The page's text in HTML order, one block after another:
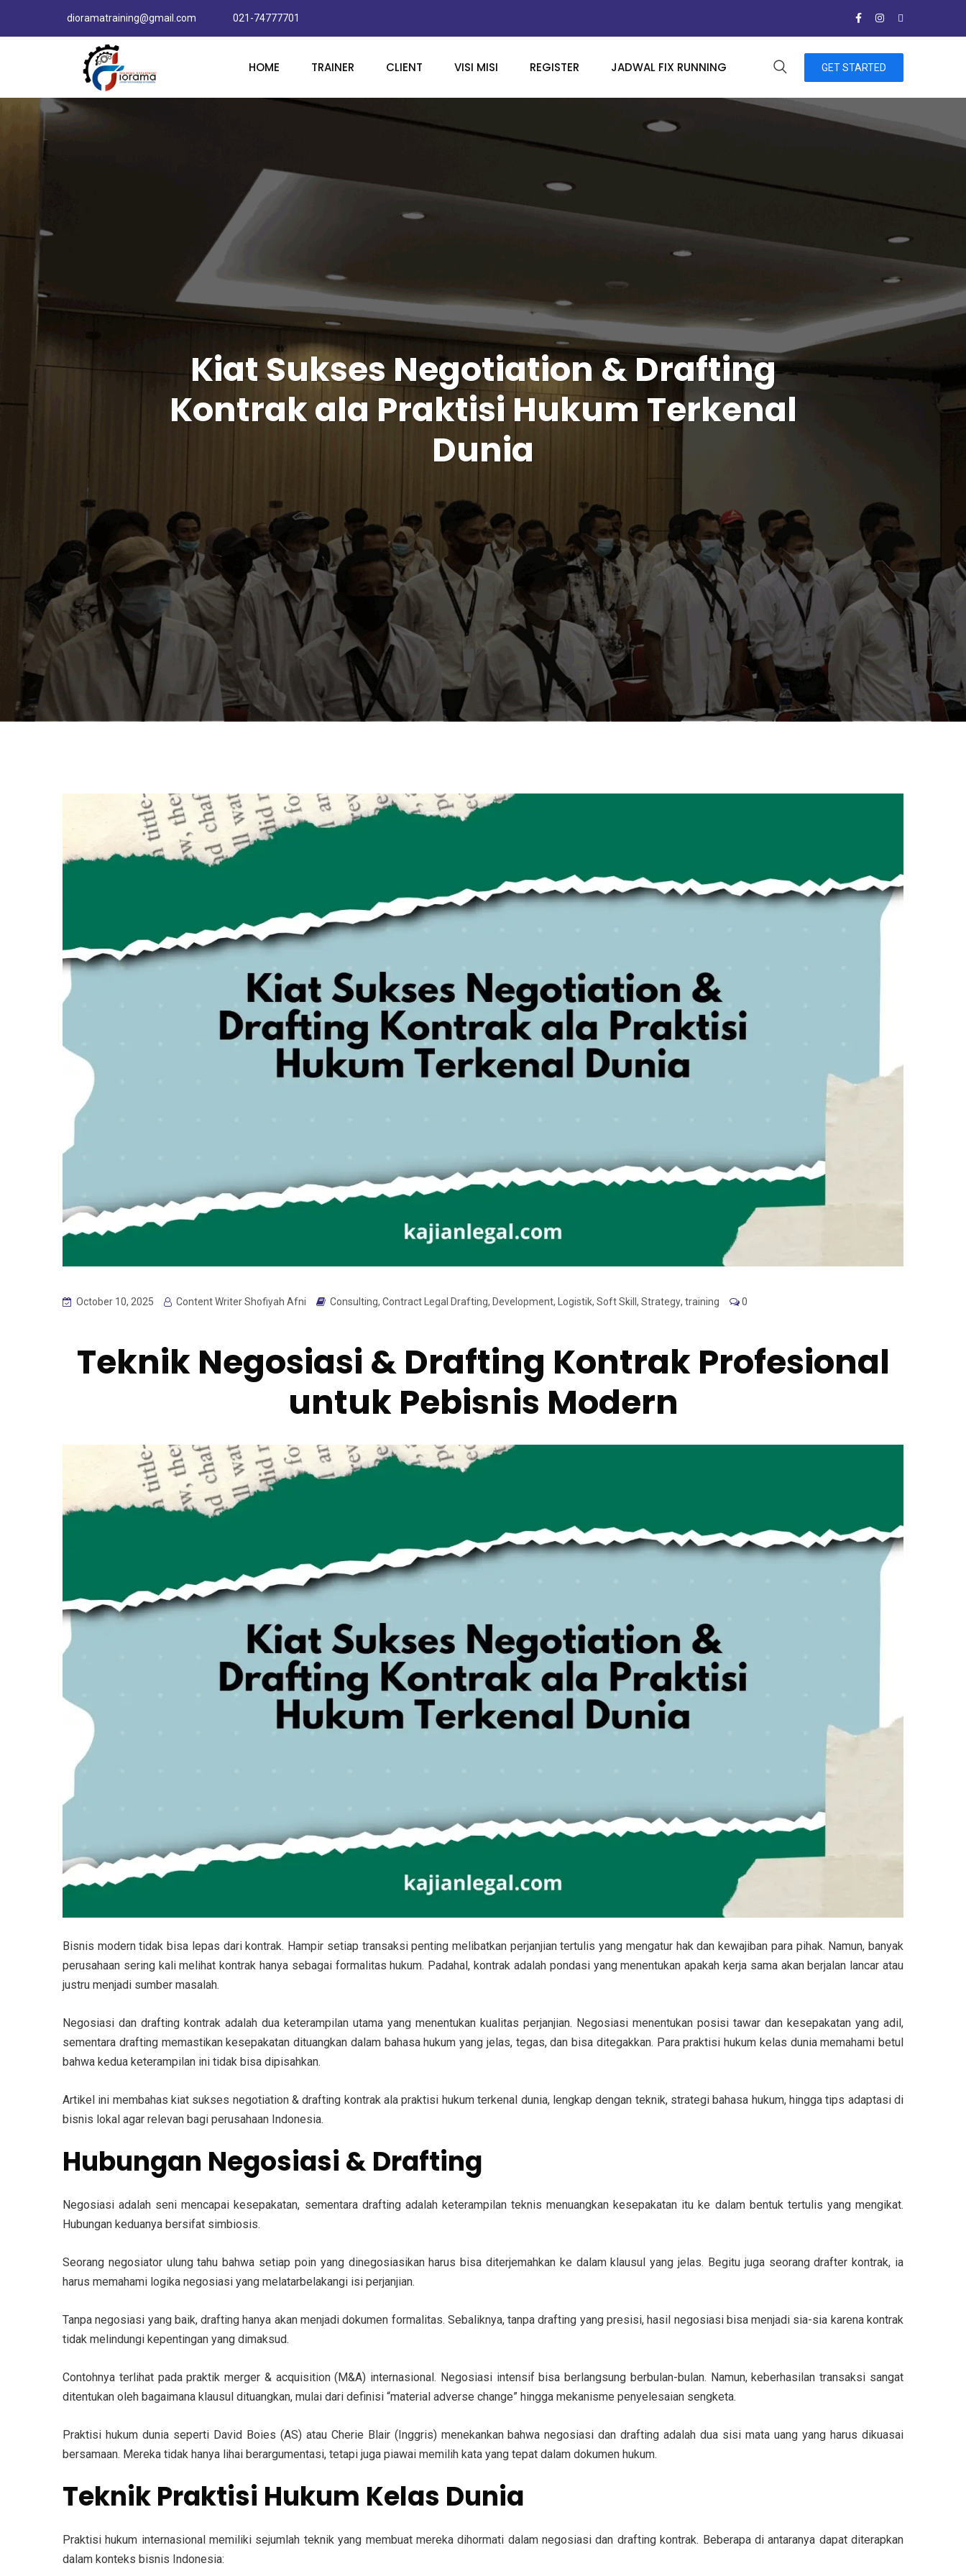
dioramatraining@gmail.com 021-74777701
HOME TRAINER CLIENT VISI MISI REGISTER JADWAL FIX RUNNING GET STARTED
Kiat Sukses Negotiation & Drafting
Kontrak ala Praktisi Hukum Terkenal
Dunia
October 10, 2025 Content Writer Shofiyah Afni Consulting, Contract Legal Drafting, Development, Logistik, Soft Skill , Strategy, training 0
Teknik Negosiasi & Drafting Kontrak Profesional
untuk Pebisnis Modern
Bisnis modern tidak bisa lepas dari kontrak. Hampir setiap transaksi penting melibatkan perjanjian tertulis yang mengatur hak dan kewajiban para pihak. Namun, banyak
perusahaan sering kali melihat kontrak hanya sebagai formalitas hukum. Padahal, kontrak adalah pondasi yang menentukan apakah kerja sama akan berjalan lancar atau
justru menjadi sumber masalah.
Negosiasi dan drafting kontrak adalah dua keterampilan utama yang menentukan kualitas perjanjian. Negosiasi menentukan posisi tawar dan kesepakatan yang adil,
sementara drafting memastikan kesepakatan dituangkan dalam bahasa hukum yang jelas, tegas, dan bisa ditegakkan. Para praktisi hukum kelas dunia memahami betul
bahwa kedua keterampilan ini tidak bisa dipisahkan.
Artikel ini membahas kiat sukses negotiation & drafting kontrak ala praktisi hukum terkenal dunia, lengkap dengan teknik, strategi bahasa hukum, hingga tips adaptasi di
bisnis lokal agar relevan bagi perusahaan Indonesia.
Hubungan Negosiasi & Drafting
Negosiasi adalah seni mencapai kesepakatan, sementara drafting adalah keterampilan teknis menuangkan kesepakatan itu ke dalam bentuk tertulis yang mengikat.
Hubungan keduanya bersifat simbiosis.
Seorang negosiator ulung tahu bahwa setiap poin yang dinegosiasikan harus bisa diterjemahkan ke dalam klausul yang jelas. Begitu juga seorang drafter kontrak, ia
harus memahami logika negosiasi yang melatarbelakangi isi perjanjian.
Tanpa negosiasi yang baik, drafting hanya akan menjadi dokumen formalitas. Sebaliknya, tanpa drafting yang presisi, hasil negosiasi bisa menjadi sia-sia karena kontrak
tidak melindungi kepentingan yang dimaksud.
Contohnya terlihat pada praktik merger & acquisition (M&A) internasional. Negosiasi intensif bisa berlangsung berbulan-bulan. Namun, keberhasilan transaksi sangat
ditentukan oleh bagaimana klausul dituangkan, mulai dari definisi “material adverse change” hingga mekanisme penyelesaian sengketa.
Praktisi hukum dunia seperti David Boies (AS) atau Cherie Blair (Inggris) menekankan bahwa negosiasi dan drafting adalah dua sisi mata uang yang harus dikuasai
bersamaan. Mereka tidak hanya lihai berargumentasi, tetapi juga piawai memilih kata yang tepat dalam dokumen hukum.
Teknik Praktisi Hukum Kelas Dunia
Praktisi hukum internasional memiliki sejumlah teknik yang membuat mereka dihormati dalam negosiasi dan drafting kontrak. Beberapa di antaranya dapat diterapkan
dalam konteks bisnis Indonesia: